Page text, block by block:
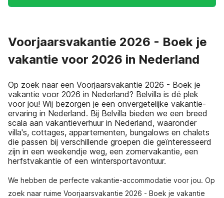
Voorjaarsvakantie 2026 - Boek je
vakantie voor 2026 in Nederland
Op zoek naar een Voorjaarsvakantie 2026 - Boek je
vakantie voor 2026 in Nederland? Belvilla is dé plek
voor jou! Wij bezorgen je een onvergetelijke vakantie-
ervaring in Nederland. Bij Belvilla bieden we een breed
scala aan vakantieverhuur in Nederland, waaronder
villa's, cottages, appartementen, bungalows en chalets
die passen bij verschillende groepen die geïnteresseerd
zijn in een weekendje weg, een zomervakantie, een
herfstvakantie of een wintersportavontuur.
We hebben de perfecte vakantie-accommodatie voor jou. Op
zoek naar ruime Voorjaarsvakantie 2026 - Boek je vakantie